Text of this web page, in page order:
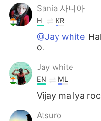
Sania 사니아
HI KR
@Jay white
o.
Jay white
EN ML
Vijay mallya
Atsuro